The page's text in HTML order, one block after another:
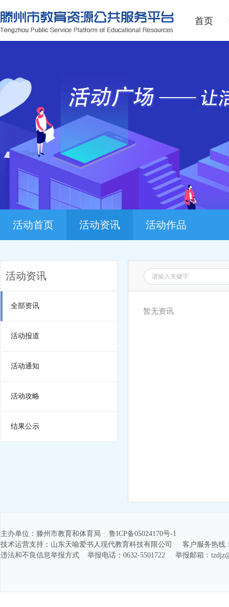
首页
活动首页 活动资讯 活动作品
活动资讯
全部资讯
活动报道
活动通知
活动攻略
结果公示
暂无资讯
主办单位：滕州市教育和体育局 鲁ICP备05024170号-1
技术运营支持：山东天喻爱书人现代教育科技有限公司 客户服务热线
违法和不良信息举报方式 举报电话：0632-5501722 举报邮箱：